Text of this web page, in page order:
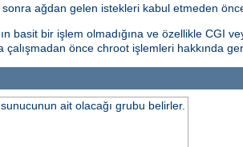
sonra ağdan gelen istekleri kabul etmeden
basit bir işlem olmadığına ve özellikle CGI
önce chroot işlemleri hakkında
ait olacağı grubu belirler.